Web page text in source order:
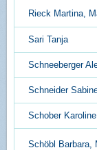
Rieck Martina,
Sari Tanja
Schneeberger
Schneider
Schober Karoline
Schöbl Barbara,